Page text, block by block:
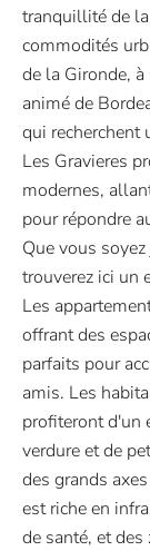
tranquillité de
commodités
de la Gironde,
animé de
qui recherchent
Les Gravieres
modernes,
pour répondre
Que vous
trouverez ici un
Les
offrant des
parfaits pour
amis. Les
profiteront d'un
verdure et de
des grands
est riche en
de santé, et